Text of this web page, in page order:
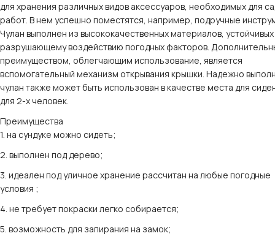
для хранения различных видов аксессуаров, необходимых для
работ. В нем успешно поместятся, например, подручные
Чулан выполнен из высококачественных материалов, устойчивых
разрушающему воздействию погодных факторов.
преимуществом, облегчающим использование, является
вспомогательный механизм открывания крышки. Надежно
чулан также может быть использован в качестве места для
для 2-х человек.
Преимущества
1. на сундуке можно сидеть;
2. выполнен под дерево;
3. идеален под уличное хранение рассчитан на любые погодные
условия ;
4. не требует покраски легко собирается;
5. возможность для запирания на замок;